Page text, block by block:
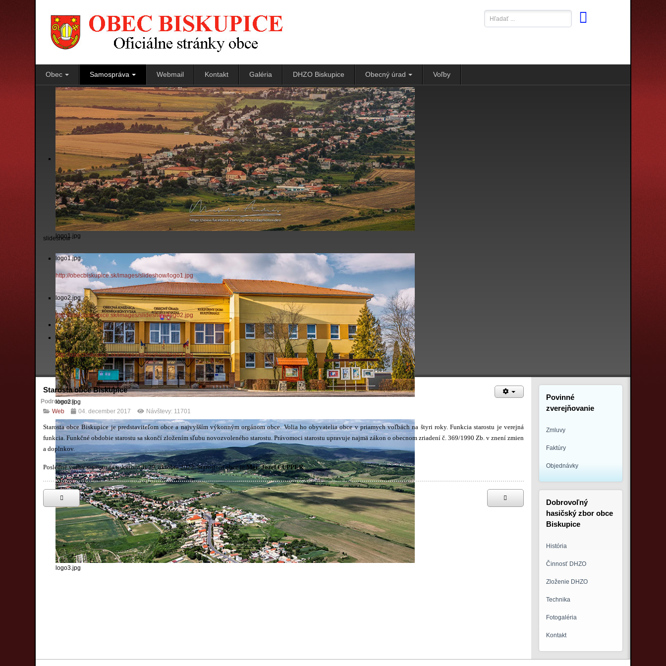
Hľadať
...
Obec Samospráva Webmail Kontakt Galéria DHZO Biskupice Obecný úrad Voľby
logo1.jpg
logo2.jpg
logo3.jpg
slideshow
logo1.jpg
http://obecbiskupice.sk/images/slideshow/logo1.jpg
logo2.jpg
http://obecbiskupice.sk/images/slideshow/logo2.jpg
logo3.jpg
http://obecbiskupice.sk/images/slideshow/logo3.jpg
Starosta obce Biskupice
Podrobnosti
Web
04. december 2017 Návštevy: 11701
Starosta obce Biskupice je predstaviteľom obce a najvyšším výkonným orgánom obce. Volia ho obyvatelia obce v priamych voľbách na štyri roky. Funkcia starostu je verejná
funkcia. Funkčné obdobie starostu sa skončí zložením sľubu novozvoleného starostu. Právomoci starostu upravuje najmä zákon o obecnom zriadení č. 369/1990 Zb. v znení zmien
a doplnkov.
Posledné voľby starostu sa uskutočnili 29. októbra 2022. Starostom obce je Mgr. Jozef CUPPER.,.
Povinné
zverejňovanie
Zmluvy
Faktúry
Objednávky
Dobrovoľný
hasičský zbor obce
Biskupice
História
Činnosť DHZO
Zloženie DHZO
Technika
Fotogaléria
Kontakt